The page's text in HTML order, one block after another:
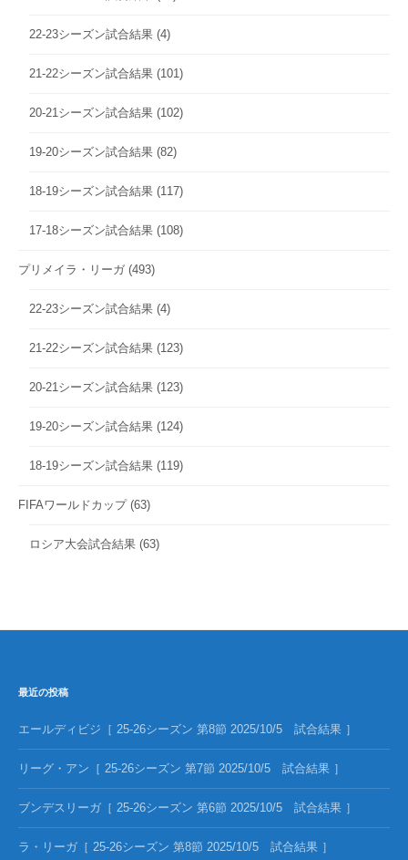
22-23シーズン試合結果 (4)
21-22シーズン試合結果 (101)
20-21シーズン試合結果 (102)
19-20シーズン試合結果 (82)
18-19シーズン試合結果 (117)
17-18シーズン試合結果 (108)
プリメイラ・リーガ (493)
22-23シーズン試合結果 (4)
21-22シーズン試合結果 (123)
20-21シーズン試合結果 (123)
19-20シーズン試合結果 (124)
18-19シーズン試合結果 (119)
FIFAワールドカップ(63)
ロシア大会試合結果 (63)
最近の投稿
エールディビジ［ 25-26シーズン 第8節 2025/10/5 試合結果 ］
リーグ・アン［ 25-26シーズン 第7節 2025/10/5 試合結果 ］
ブンデスリーガ［ 25-26シーズン 第6節 2025/10/5 試合結果 ］
ラ・リーガ［ 25-26シーズン 第8節 2025/10/5 試合結果 ］